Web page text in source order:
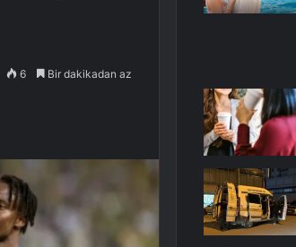
6 Bir dakikadan az